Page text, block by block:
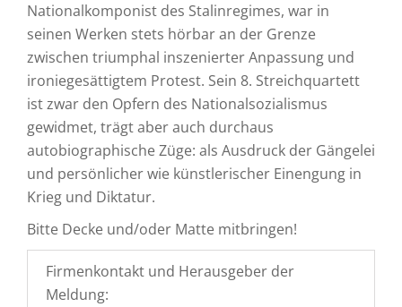
Nationalkomponist des Stalinregimes, war in
seinen Werken stets hörbar an der Grenze
zwischen triumphal inszenierter Anpassung und
ironiegesättigtem Protest. Sein 8. Streichquartett
ist zwar den Opfern des Nationalsozialismus
gewidmet, trägt aber auch durchaus
autobiographische Züge: als Ausdruck der Gängelei
und persönlicher wie künstlerischer Einengung in
Krieg und Diktatur.
Bitte Decke und/oder Matte mitbringen!
Firmenkontakt und Herausgeber der
Meldung: